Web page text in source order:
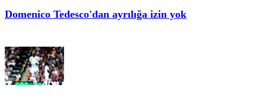
Domenico Tedesco'dan ayrılığa izin yok